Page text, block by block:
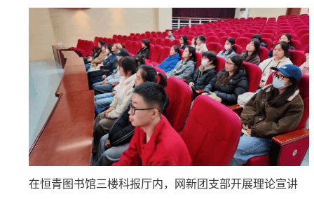
在恒青图书馆三楼科报厅内，网新团支部开展理论宣讲